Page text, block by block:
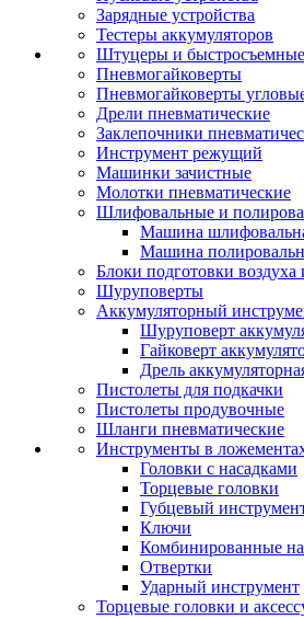
Зарядные устройства
Тестеры аккумуляторов
Штуцеры и
Пневмогайковерты
Пневмогайковерты
Дрели пневматические
Заклепочники
Инструмент режущий
Машинки зачистные
Молотки пневматические
Шлифовальные и
Машина
Машина
Блоки подготовки
Шуруповерты
Аккумуляторный
Шуруповерт
Гайковерт
Дрель
Пистолеты для подкачки
Пистолеты продувочные
Шланги пневматические
Инструменты в
Головки с насадками
Торцевые головки
Губцевый
Ключи
Комбинированные
Отвертки
Ударный инструмент
Торцевые головки и